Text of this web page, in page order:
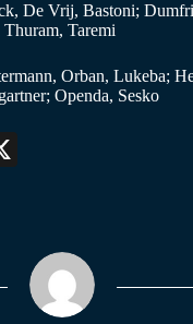
De Vrij, Bastoni;
Taremi
Orban, Lukeba;
Openda, Sesko